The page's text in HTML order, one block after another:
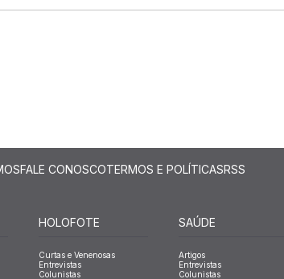
FALE CONOSCOTERMOS E POLÍTICASRSS
HOLOFOTE
Curtas e Venenosas
Entrevistas
Colunistas
SAÚDE
Artigos
Entrevistas
Colunistas